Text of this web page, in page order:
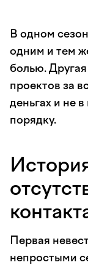
В одном
одним и тем
болью.
проектов за
деньгах и не
порядку.
Первая
непростыми